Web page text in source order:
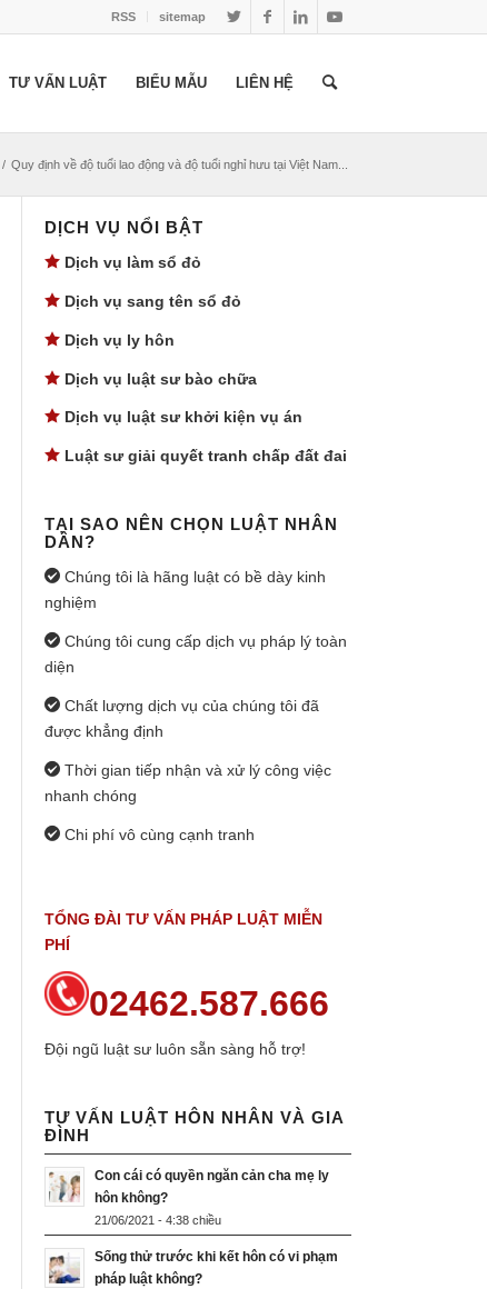
RSS sitemap
TƯ VẤN LUẬT BIỂU MẪU LIÊN HỆ
/ Quy định về độ tuổi lao động và độ tuổi nghỉ hưu tại Việt Nam...
DỊCH VỤ NỔI BẬT
Dịch vụ làm sổ đỏ
Dịch vụ sang tên sổ đỏ
Dịch vụ ly hôn
Dịch vụ luật sư bào chữa
Dịch vụ luật sư khởi kiện vụ án
Luật sư giải quyết tranh chấp đất đai
TẠI SAO NÊN CHỌN LUẬT NHÂN
DÂN?
Chúng tôi là hãng luật có bề dày kinh
nghiệm
Chúng tôi cung cấp dịch vụ pháp lý toàn
diện
Chất lượng dịch vụ của chúng tôi đã
được khẳng định
Thời gian tiếp nhận và xử lý công việc
nhanh chóng
Chi phí vô cùng cạnh tranh
TỔNG ĐÀI TƯ VẤN PHÁP LUẬT MIỄN
PHÍ
02462.587.666
Đội ngũ luật sư luôn sẵn sàng hỗ trợ!
TƯ VẤN LUẬT HÔN NHÂN VÀ GIA
ĐÌNH
Con cái có quyền ngăn cản cha mẹ ly
hôn không?
21/06/2021 - 4:38 chiều
Sống thử trước khi kết hôn có vi phạm
pháp luật không?